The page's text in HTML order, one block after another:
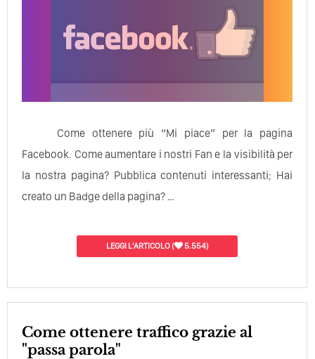
Come ottenere più “Mi piace” per la pagina
Facebook. Come aumentare i nostri Fan e la visibilità per
la nostra pagina? Pubblica contenuti interessanti; Hai
creato un Badge della pagina? …
LEGGI L'ARTICOLO( 5.554)
Come ottenere traffico grazie al
"passa parola"